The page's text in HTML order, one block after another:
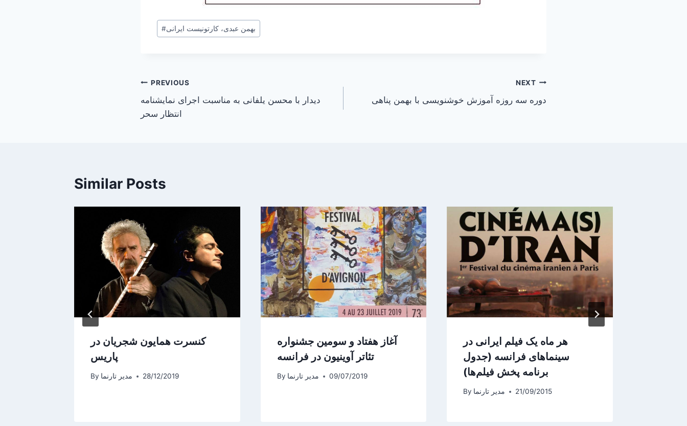
Post
Tags:
#بهمن عبدی، کارتونیست ایرانی
Post
navigation
PREVIOUS
دیدار با محسن یلفانی به مناسبت اجرای نمایشنامه
انتظار سحر
NEXT
دوره سه روزه آموزش خوشنویسی با بهمن پناهی
Similar Posts
کنسرت همایون شجریان در
پاریس
By مدیر تارنما 28/12/2019
آغاز هفتاد و سومین جشنواره
تئاتر آوینیون در فرانسه
By مدیر تارنما 09/07/2019
هر ماه یک فیلم ایرانی در
سینماهای فرانسه (جدول
برنامه پخش فیلم‌ها)
By مدیر تارنما 21/09/2015